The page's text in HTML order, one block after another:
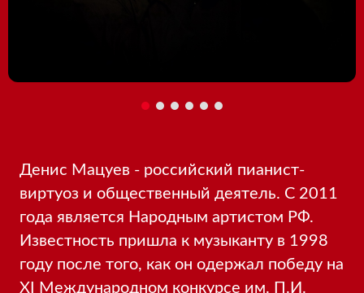
Денис Мацуев - российский пианист-
виртуоз и общественный деятель. С 2011
года является Народным артистом РФ.
Известность пришла к музыканту в 1998
году после того, как он одержал победу на
XI Международном конкурсе им. П.И.